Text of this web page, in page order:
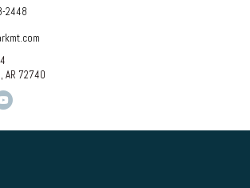
2448
AR 72740